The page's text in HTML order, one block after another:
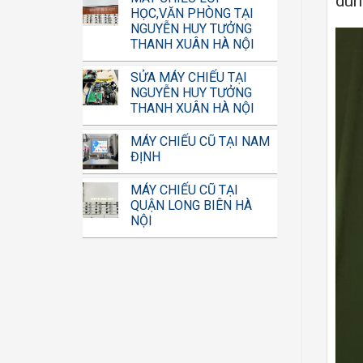
HỌC,VĂN PHÒNG TẠI
NGUYỄN HUY TƯỞNG
THANH XUÂN HÀ NỘI
SỬA MÁY CHIẾU TẠI
NGUYỄN HUY TƯỞNG
THANH XUÂN HÀ NỘI
MÁY CHIẾU CŨ TẠI NAM
ĐỊNH
MÁY CHIẾU CŨ TẠI
QUẬN LONG BIÊN HÀ
NỘI